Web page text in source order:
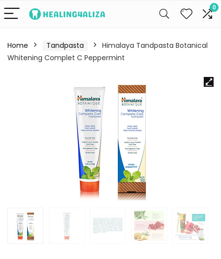
0
Home Tandpasta
Himalaya Tandpasta Botanical
Whitening Complet C Peppermint